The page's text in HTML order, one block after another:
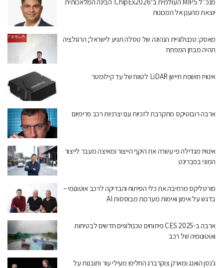
יוצאת מהענן אל המכונות
מאסק: טכנולוגיית הנהיגה של טסלה תגיע לישראל; הרגולציה
תהיה מבחן המפתח
אינוויז חושפת חיישן LiDAR לטווח של עד קילומטר
ארבה רובוטיקס מתקרבת לזכיות עם יצרניות רכב פרימיום
אינוויז מגדילה פי עשרה את היקף הייצור ומאיצה מעבר לייצור
המוני בפברינט
פורטליקס מרחיבה את כלי הפיתוח והבדיקה לרכב אוטונומי –
בדגש על אימון ואימות מערכות מבוססות AI
ארבה ב-CES 2025 פיתוחים טכנולוגיים חדשים לבטיחות
ואוטונומיה של רכב
ג'נסן הואנג ומארק צוקרברג החליפו מעילי עור ותובנות על